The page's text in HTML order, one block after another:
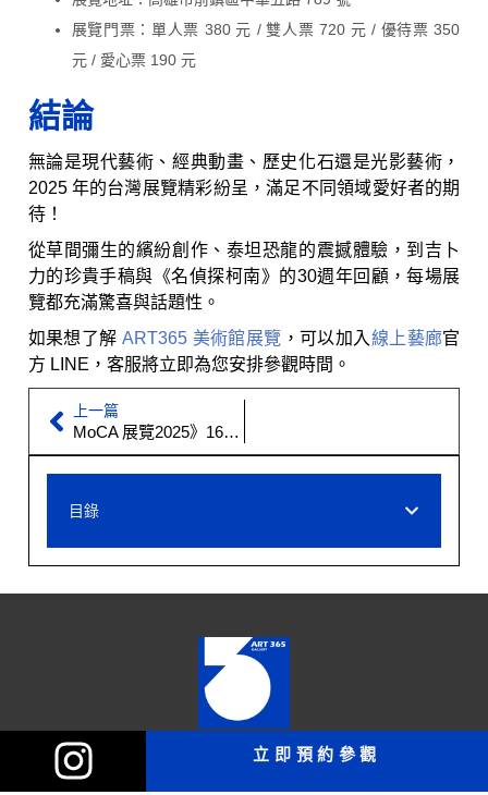
展覽門票：單人票 380 元 / 雙人票 720 元 / 優待票 350
元 / 愛心票 190 元
結論
無論是現代藝術、經典動畫、歷史化石還是光影藝術，
2025 年的台灣展覽精彩紛呈，滿足不同領域愛好者的期
待！
從草間彌生的繽紛創作、泰坦恐龍的震撼體驗，到吉卜
力的珍貴手稿與《名偵探柯南》的30週年回顧，每場展
覽都充滿驚喜與話題性。
如果想了解ART365 美術館展覽 ，可以加入 線上藝廊官
方 LINE，客服將立即為您安排參觀時間。
上一篇
MoCA 展覽2025》16件台北當代藝術館精選作品！
目錄
ART 365實體藝廊空間
立即預約參觀